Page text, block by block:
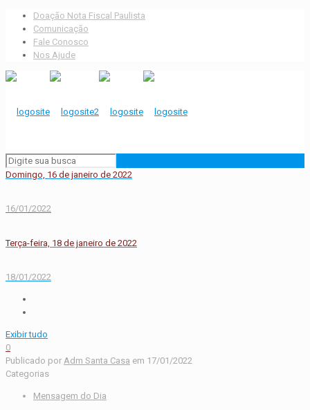
Doação Nota Fiscal Paulista
Comunicação
Fale Conosco
Nos Ajude
Domingo, 16 de janeiro de 2022
16/01/2022
Terça-feira, 18 de janeiro de 2022
18/01/2022
Exibir tudo
0
Publicado por Adm Santa Casa em 17/01/2022
Categorias
Mensagem do Dia